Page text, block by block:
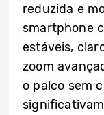
reduzida e
smartphone
estáveis,
zoom
o palco sem